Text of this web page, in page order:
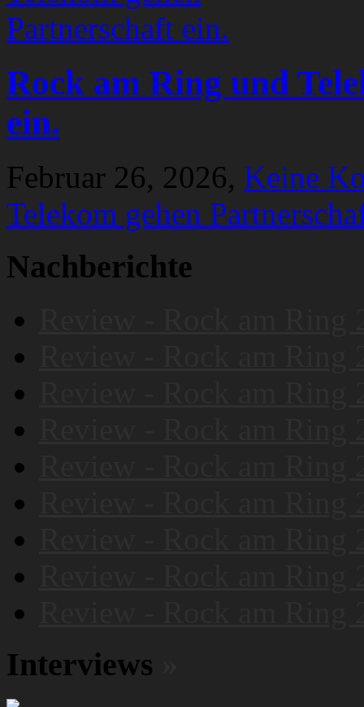
Rock am Ring und
ein.
Februar 26, 2026, Keine
Telekom gehen
Nachberichte
Interviews